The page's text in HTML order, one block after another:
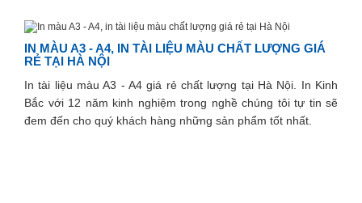
IN MÀU A3 - A4, IN TÀI LIỆU MÀU CHẤT LƯỢNG GIÁ
RẺ TẠI HÀ NỘI
In tài liệu màu A3 - A4 giá rẻ chất lượng tại Hà Nội. In Kinh
Bắc với 12 năm kinh nghiệm trong nghề chúng tôi tự tin sẽ
đem đến cho quý khách hàng những sản phẩm tốt nhất.